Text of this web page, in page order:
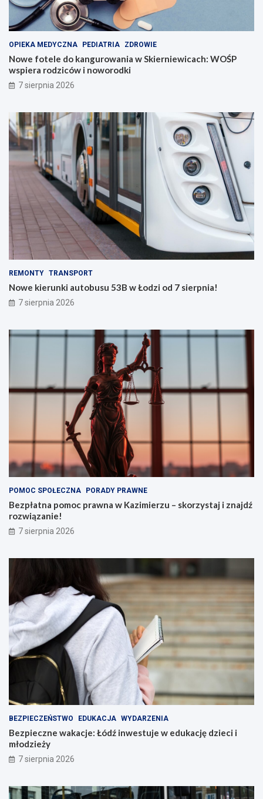
OPIEKA MEDYCZNA PEDIATRIA ZDROWIE
Nowe fotele do kangurowania w Skierniewicach: WOŚP
wspiera rodziców i noworodki
7 sierpnia 2026
REMONTY TRANSPORT
Nowe kierunki autobusu 53B w Łodzi od 7 sierpnia!
7 sierpnia 2026
POMOC SPOŁECZNA PORADY PRAWNE
Bezpłatna pomoc prawna w Kazimierzu – skorzystaj i znajdź
rozwiązanie!
7 sierpnia 2026
BEZPIECZEŃSTWO EDUKACJA WYDARZENIA
Bezpieczne wakacje: Łódź inwestuje w edukację dzieci i
młodzieży
7 sierpnia 2026